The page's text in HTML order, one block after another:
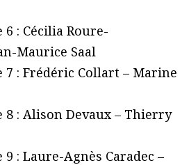
: Cécilia Roure-
Maurice Saal
7 : Frédéric Collart – Marine
8 : Alison Devaux – Thierry
: Laure-Agnès Caradec –